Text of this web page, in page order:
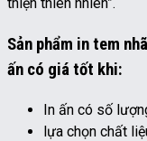
Sản phẩm in tem
ấn có giá tốt khi:
In ấn có số
lựa chọn chất